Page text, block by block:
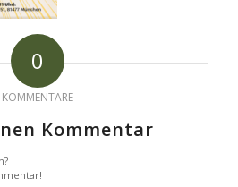
0
KOMMENTARE
Kommentar